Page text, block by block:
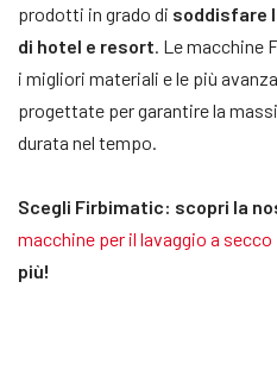
prodotti in grado di soddisfare
di hotel e resort. Le macchine
i migliori materiali e le più
progettate per garantire la
durata nel tempo.
Scegli Firbimatic: scopri la
macchine per il lavaggio a secco
più!